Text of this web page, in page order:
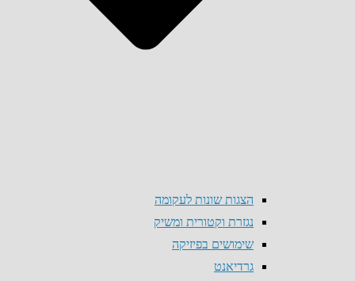
הצגות שונות לעקומה
נגזרת וקטורית ומשיק
שימושים בפיזיקה
גרדיאנט